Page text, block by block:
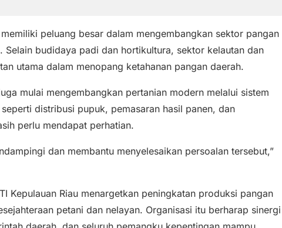
peluang besar dalam mengembangkan sektor pangan
Selain budidaya padi dan hortikultura, sektor kelautan dan
utama dalam menopang ketahanan pangan daerah.
mulai mengembangkan pertanian modern melalui sistem
distribusi pupuk, pemasaran hasil panen, dan
perlu mendapat perhatian.
dan membantu menyelesaikan persoalan tersebut,”
Kepulauan Riau menargetkan peningkatan produksi pangan
petani dan nelayan. Organisasi itu berharap sinergi